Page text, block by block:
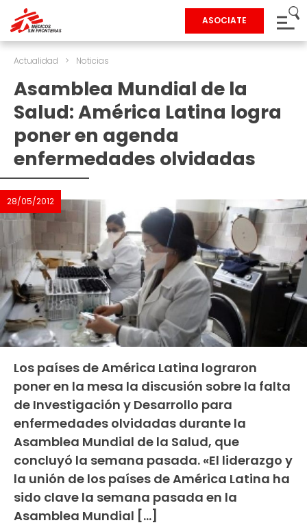
ASOCIATE
Actualidad > Noticias
Asamblea Mundial de la
Salud: América Latina logra
poner en agenda
enfermedades olvidadas
28/05/2012
Los países de América Latina lograron
poner en la mesa la discusión sobre la falta
de Investigación y Desarrollo para
enfermedades olvidadas durante la
Asamblea Mundial de la Salud, que
concluyó la semana pasada. «El liderazgo y
la unión de los países de América Latina ha
sido clave la semana pasada en la
Asamblea Mundial […]